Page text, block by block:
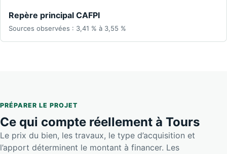
Repère principal CAFPI
Sources observées : 3,41 % à 3,55 %
PRÉPARER LE PROJET
Ce qui compte réellement à Tours
Le prix du bien, les travaux, le type d’acquisition et
l’apport déterminent le montant à financer. Les